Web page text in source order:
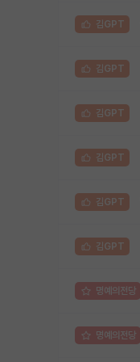
김GPT
김GPT
김GPT
김GPT
김GPT
김GPT
명예의전당
명예의전당